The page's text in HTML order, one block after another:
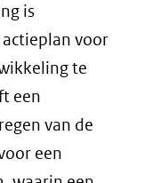
is
voor
te
een
van de
een